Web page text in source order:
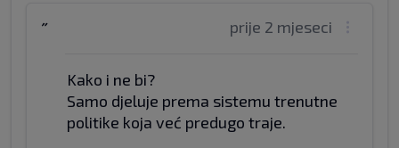
prije 2 mjeseci
˝
Kako i ne bi?
Samo djeluje prema sistemu trenutne
politike koja već predugo traje.